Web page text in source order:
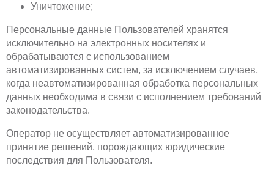
Уничтожение;
Персональные данные Пользователей хранятся
исключительно на электронных носителях и
обрабатываются с использованием
автоматизированных систем, за исключением случаев,
когда неавтоматизированная обработка персональных
данных необходима в связи с исполнением требований
законодательства.
Оператор не осуществляет автоматизированное
принятие решений, порождающих юридические
последствия для Пользователя.